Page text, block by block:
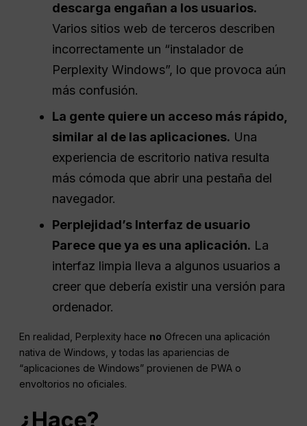
descarga engañan a los usuarios.
Varios sitios web de terceros describen
incorrectamente un “instalador de
Perplexity Windows”, lo que provoca aún
más confusión.
La gente quiere un acceso más rápido,
similar al de las aplicaciones. Una
experiencia de escritorio nativa resulta
más cómoda que abrir una pestaña del
navegador.
Perplejidad’s Interfaz de usuario
Parece que ya es una aplicación. La
interfaz limpia lleva a algunos usuarios a
creer que debería existir una versión para
ordenador.
En realidad, Perplexity hace no Ofrecen una aplicación
nativa de Windows, y todas las apariencias de
“aplicaciones de Windows” provienen de PWA o
envoltorios no oficiales.
¿Hace?